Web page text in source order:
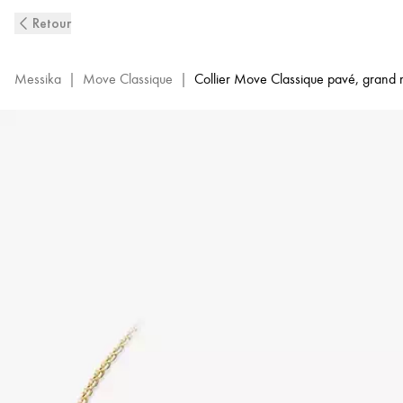
Move
Or
Retour
Messika | Move Classique | Collier Move Classique pavé, grand